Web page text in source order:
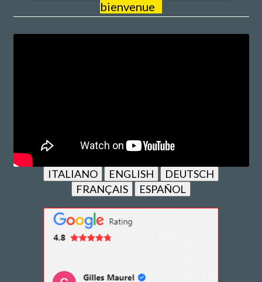
bienvenue
ITALIANO ENGLISH
DEUTSCH
FRANÇAIS
ESPAÑOL